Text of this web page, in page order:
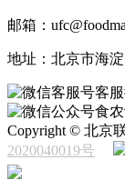
邮箱：
地址：北京市海
客
食
Copyright © 北京
2020040019号